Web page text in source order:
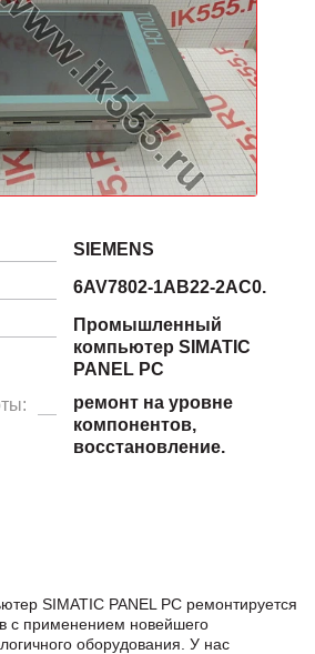
SIEMENS
6AV7802-1AB22-2AC0.
Промышленный
компьютер SIMATIC
PANEL PC
ремонт на уровне
компонентов,
восстановление.
SIMATIC PANEL PC ремонтируется
с применением новейшего
оборудования. У нас